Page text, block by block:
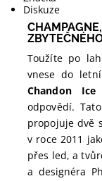
Diskuze
Toužíte po
vnese do
Chandon
odpovědí.
propojuje dvě
v roce 2011
přes led, a
a designéra